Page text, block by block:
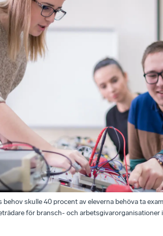
behov skulle 40 procent av eleverna behöva ta
för bransch- och arbetsgivarorganisationer